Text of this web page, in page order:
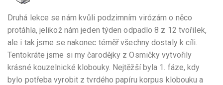
Druhá lekce se nám kvůli podzimním virózám o něco
protáhla, jelikož nám jeden týden odpadlo 8 z 12 tvořilek,
ale i tak jsme se nakonec téměř všechny dostaly k cíli.
Tentokráte jsme si my čarodějky z Osmičky vytvořily
krásné kouzelnické klobouky. Nejtěžší byla 1. fáze, kdy
bylo potřeba vyrobit z tvrdého papíru korpus klobouku a